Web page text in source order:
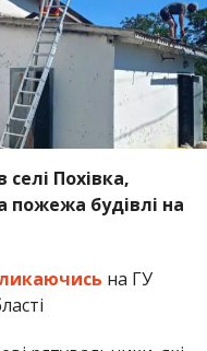
селі Похівка,
пожежа будівлі на
на ГУ